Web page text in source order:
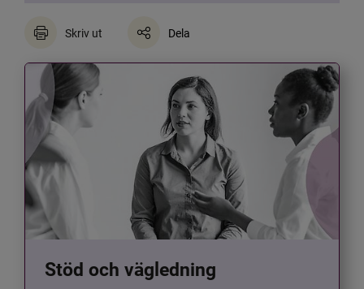
Skriv ut Dela
Stöd och vägledning